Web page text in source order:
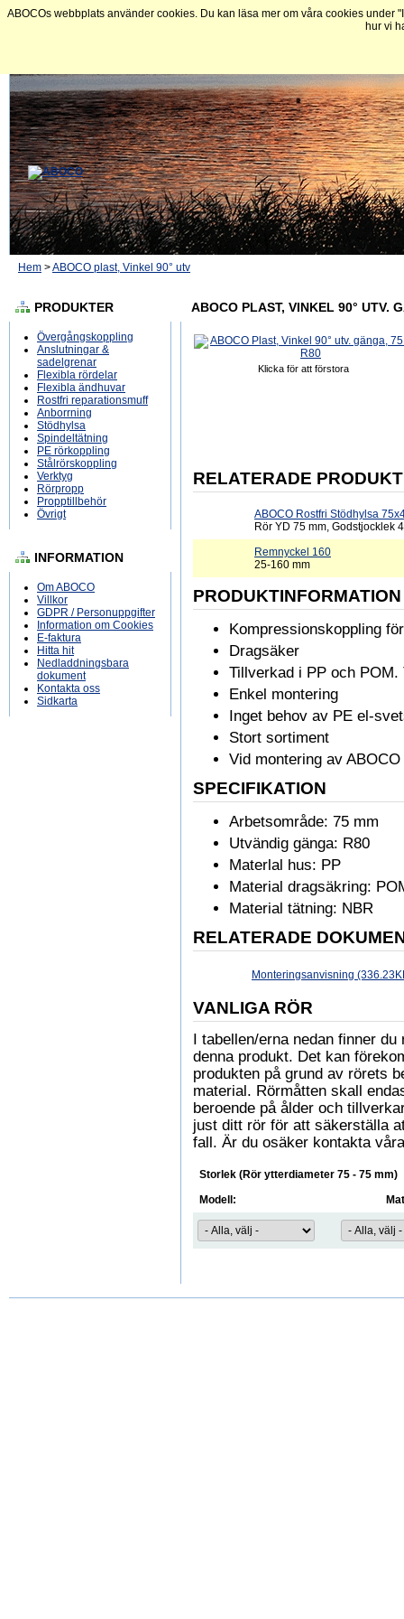
ABOCOs webbplats använder cookies. Du kan läsa mer om våra cookies
hur vi
Hem >ABOCO plast, Vinkel 90° utv
PRODUKTER
Övergångskoppling
Anslutningar &
sadelgrenar
Flexibla rördelar
Flexibla ändhuvar
Rostfri reparationsmuff
Anborrning
Stödhylsa
Spindeltätning
PE rörkoppling
Stålrörskoppling
Verktyg
Rörpropp
Propptillbehör
Övrigt
INFORMATION
Om ABOCO
Villkor
GDPR / Personuppgifter
Information om Cookies
E-faktura
Hitta hit
Nedladdningsbara
dokument
Kontakta oss
Sidkarta
ABOCO PLAST, VINKEL 90° UTV.
Klicka för att förstora
RELATERADE
ABOCO Rostfri Stödhylsa
Rör YD 75 mm, Godstjocklek
Remnyckel 160
25-160 mm
PRODUKTINFORMATION
Kompressionskoppling
Dragsäker
Tillverkad i PP och
Enkel montering
Inget behov av PE el-
Stort sortiment
Vid montering av
SPECIFIKATION
Arbetsområde: 75 mm
Utvändig gänga: R80
Materlal hus: PP
Material dragsäkring:
Material tätning: NBR
RELATERADE
Monteringsanvisning
VANLIGA RÖR
I tabellen/erna nedan finner
denna produkt. Det kan
produkten på grund av rörets
material. Rörmåtten skall
beroende på ålder och
just ditt rör för att säkerställa
fall. Är du osäker kontakta
Storlek (Rör ytterdiameter 75 - 75 mm)
Modell: